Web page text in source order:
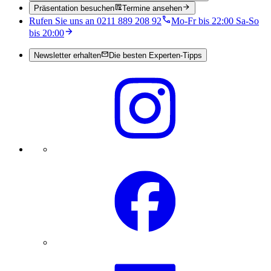
Präsentation besuchen Termine ansehen
Rufen Sie uns an 0211 889 208 92
Mo-Fr bis 22:00 Sa-So
bis 20:00
Newsletter erhalten Die besten Experten-Tipps